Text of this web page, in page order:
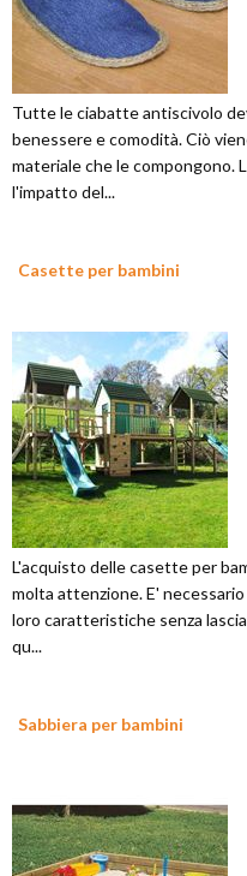
Tutte le ciabatte antiscivolo
benessere e comodità. Ciò
materiale che le compongono.
l'impatto del...
Casette per bambini
L'acquisto delle casette per
molta attenzione. E'
loro caratteristiche senza
qu...
Sabbiera per bambini